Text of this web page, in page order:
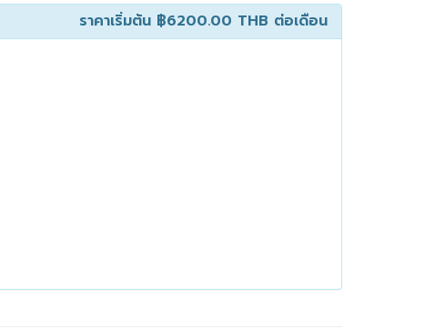
ราคาเริ่มต้น ฿6200.00 THB ต่อเดือน